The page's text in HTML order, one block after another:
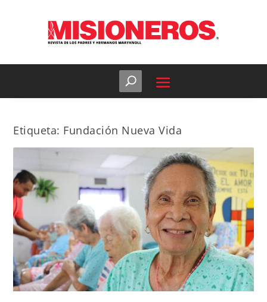
Etiqueta: Fundación Nueva Vida